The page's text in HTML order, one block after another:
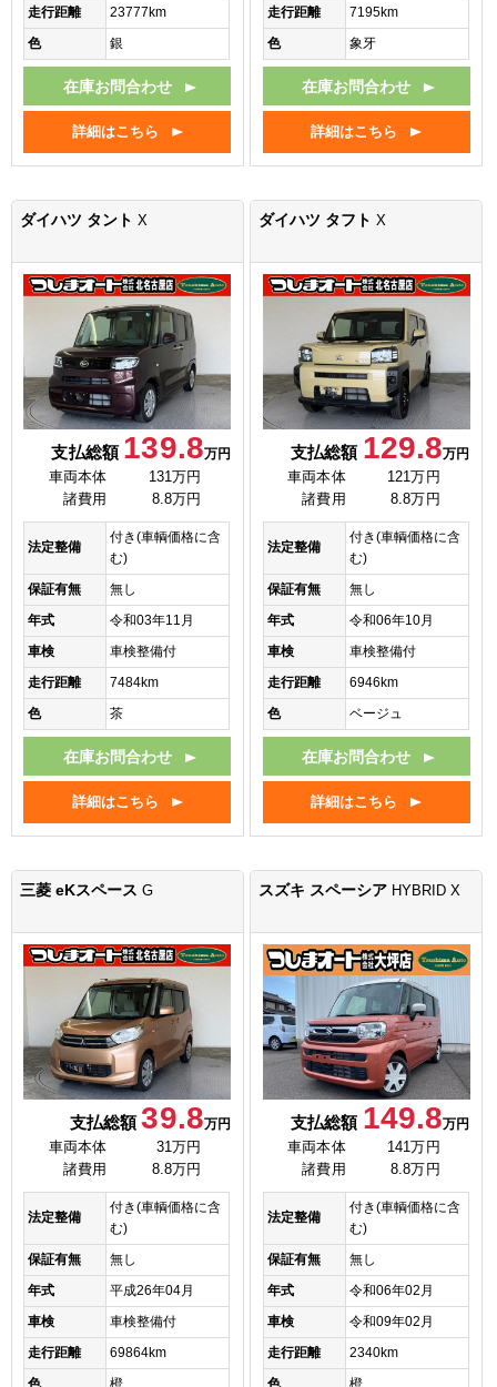
走行距離
23777km
色
銀
在庫お問合わせ
詳細はこちら
走行距離
7195km
色
象牙
在庫お問合わせ
詳細はこちら
ダイハツ タント X
支払総額 139.8万円
車両本体
131万円
諸費用
8.8万円
法定整備
付き(車輌価格に含
む)
保証有無
無し
年式
令和03年11月
車検
車検整備付
走行距離
7484km
色
茶
在庫お問合わせ
詳細はこちら
ダイハツ タフトX
支払総額 129.8万円
車両本体
121万円
諸費用
8.8万円
法定整備
付き(車輌価格に含
む)
保証有無
無し
年式
令和06年10月
車検
車検整備付
走行距離
6946km
色
ベージュ
在庫お問合わせ
詳細はこちら
三菱 eKスペース G
支払総額39.8万円
車両本体
31万円
諸費用
8.8万円
法定整備
付き(車輌価格に含
む)
保証有無
無し
年式
平成26年04月
車検
車検整備付
走行距離
69864km
色
橙
スズキ スペーシア HYBRID X
支払総額 149.8万円
車両本体
141万円
諸費用
8.8万円
法定整備
付き(車輌価格に含
む)
保証有無
無し
年式
令和06年02月
車検
令和09年02月
走行距離
2340km
色
橙